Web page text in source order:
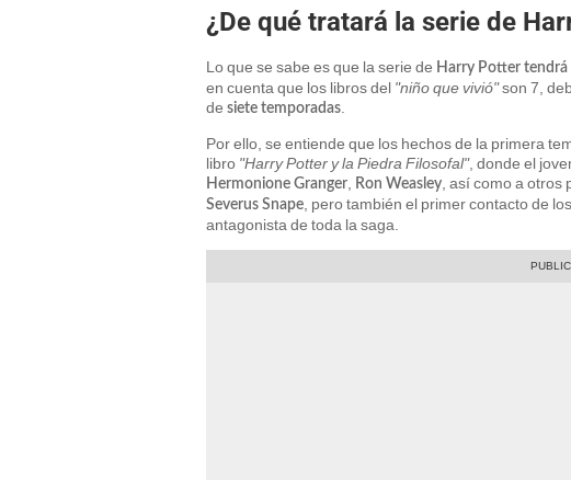
¿De qué tratará la serie de
Lo que se sabe es que la serie de Harry Potter
en cuenta que los libros del "niño que vivió"son 7,
de siete temporadas.
Por ello, se entiende que los hechos de la primera
libro "Harry Potter y la Piedra Filosofal", donde el
Hermonione Granger, Ron Weasley, así como a otros
Severus Snape, pero también el primer contacto de
antagonista de toda la saga.